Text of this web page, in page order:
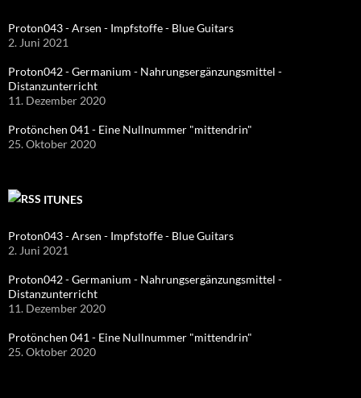
Proton043 - Arsen - Impfstoffe - Blue Guitars
2. Juni 2021
Proton042 - Germanium - Nahrungsergänzungsmittel -
Distanzunterricht
11. Dezember 2020
Protönchen 041 - Eine Nullnummer "mittendrin"
25. Oktober 2020
ITUNES
Proton043 - Arsen - Impfstoffe - Blue Guitars
2. Juni 2021
Proton042 - Germanium - Nahrungsergänzungsmittel -
Distanzunterricht
11. Dezember 2020
Protönchen 041 - Eine Nullnummer "mittendrin"
25. Oktober 2020